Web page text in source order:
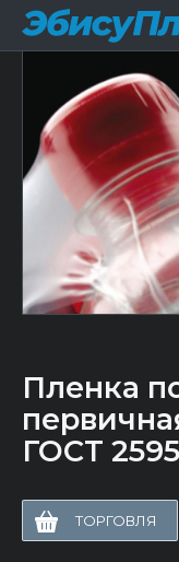
Пленка
ГОСТ
ТОРГОВЛЯ